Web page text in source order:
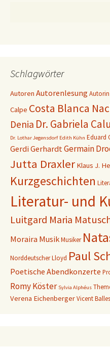
Schlagwörter
Autoren Autorenlesung Autorin
Calpe Costa Blanca
Denia Dr. Gabriela
Dr. Lothar Jegensdorf Edith Kühn Eduard
Gerdi Gerhardt Germain
Jutta Draxler Klaus J.
Kurzgeschichten
Literatur- und
Luitgard Maria
Moraira MusikMusiker
Norddeutscher Lloyd Paul
Poetische Abendkonzerte
Romy Köster Sylvia Alphéus
Verena EichenbergerVicent